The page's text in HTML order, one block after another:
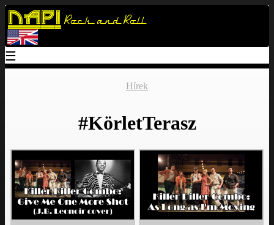
Napi Rock and Roll
☰
Hírek
#KörletTerasz